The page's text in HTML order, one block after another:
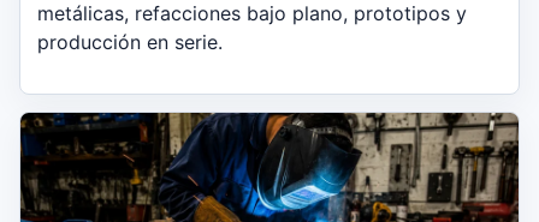
metálicas, refacciones bajo plano, prototipos y
producción en serie.